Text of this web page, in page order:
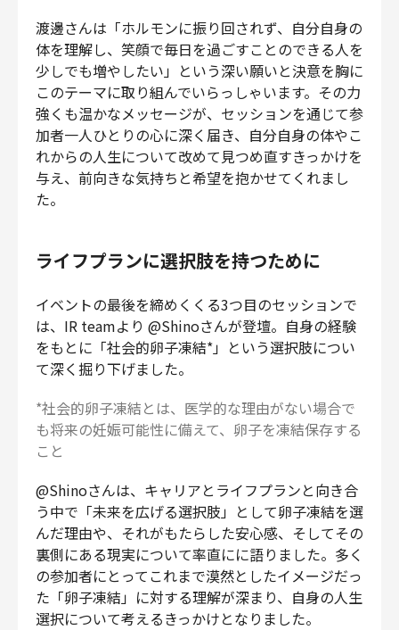
渡邊さんは「ホルモンに振り回されず、自分自身の
体を理解し、笑顔で毎日を過ごすことのできる人を
少しでも増やしたい」という深い願いと決意を胸に
このテーマに取り組んでいらっしゃいます。その力
強くも温かなメッセージが、セッションを通じて参
加者一人ひとりの心に深く届き、自分自身の体やこ
れからの人生について改めて見つめ直すきっかけを
与え、前向きな気持ちと希望を抱かせてくれまし
た。
ライフプランに選択肢を持つために
イベントの最後を締めくくる3つ目のセッションで
は、IR teamより @Shinoさんが登壇。自身の経験
をもとに「社会的卵子凍結*」という選択肢につい
て深く掘り下げました。
*社会的卵子凍結とは、医学的な理由がない場合で
も将来の妊娠可能性に備えて、卵子を凍結保存する
こと
@Shinoさんは、キャリアとライフプランと向き合
う中で「未来を広げる選択肢」として卵子凍結を選
んだ理由や、それがもたらした安心感、そしてその
裏側にある現実について率直にに語りました。多く
の参加者にとってこれまで漠然としたイメージだっ
た「卵子凍結」に対する理解が深まり、自身の人生
選択について考えるきっかけとなりました。